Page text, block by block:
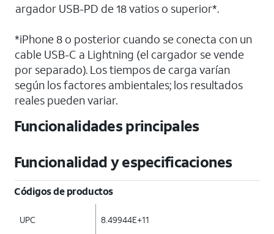
cargador USB-PD de 18 vatios o superior*.
*iPhone 8 o posterior cuando se conecta con un
cable USB-C a Lightning (el cargador se vende
por separado). Los tiempos de carga varían
según los factores ambientales; los resultados
reales pueden variar.
Funcionalidades principales
Funcionalidad y especificaciones
Códigos de productos
UPC 8.49944E+11